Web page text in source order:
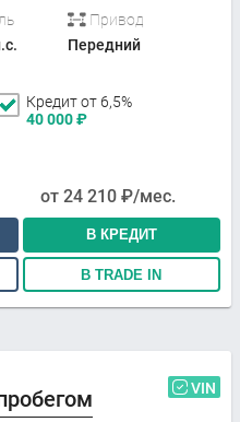
Привод
Передний
Кредит от 6,5%
40 000₽
от 24 210 ₽/мес.
В КРЕДИТ
В TRADE IN
VIN